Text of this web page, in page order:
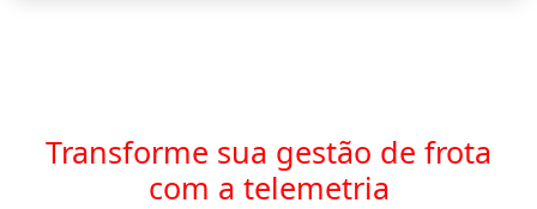
Transforme sua gestão de frota
com a telemetria